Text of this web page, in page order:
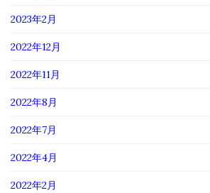
2023年2月
2022年12月
2022年11月
2022年8月
2022年7月
2022年4月
2022年2月